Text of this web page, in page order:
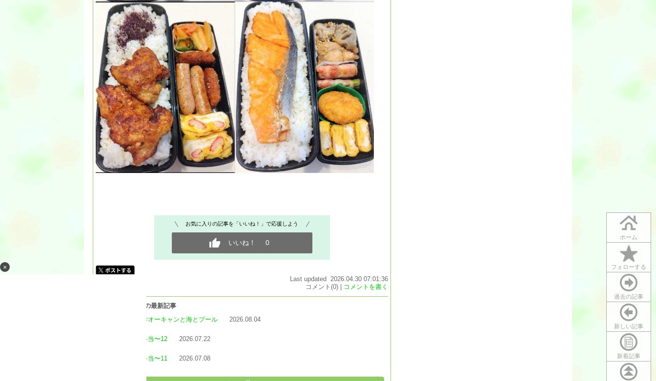
ホーム
フォローする
過去の記事
新しい記事
新着記事
お気に入りの記事を「いいね！」で応援しよう
いいね！ 0
Last updated 2026.04.30 07:01:36
コメント(0) |
コメントを書く
[長男] カテゴリの最新記事
花火と大学オーキャンと海とプール
2026.08.04
高２男子弁当〜12 2026.07.22
高２男子弁当〜11 2026.07.08
×